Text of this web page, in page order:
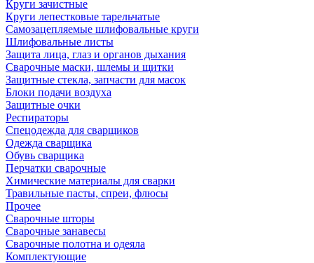
Круги зачистные
Круги лепестковые тарельчатые
Самозацепляемые шлифовальные круги
Шлифовальные листы
Защита лица, глаз и органов дыхания
Сварочные маски, шлемы и щитки
Защитные стекла, запчасти для масок
Блоки подачи воздуха
Защитные очки
Респираторы
Спецодежда для сварщиков
Одежда сварщика
Обувь сварщика
Перчатки сварочные
Химические материалы для сварки
Травильные пасты, спреи, флюсы
Прочее
Сварочные шторы
Сварочные занавесы
Сварочные полотна и одеяла
Комплектующие